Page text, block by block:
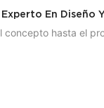
En Diseño
concepto hasta el